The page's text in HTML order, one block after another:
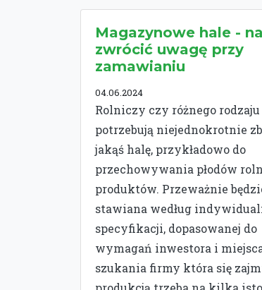
Magazynowe hale -
zwrócić uwagę przy
zamawianiu
04.06.2024
Rolniczy czy różnego
potrzebują niejednokrotnie
jakąś halę, przykładowo do
przechowywania płodów
produktów. Przeważnie
stawiana według
specyfikacji, dopasowanej do
wymagań inwestora i
szukania firmy która się